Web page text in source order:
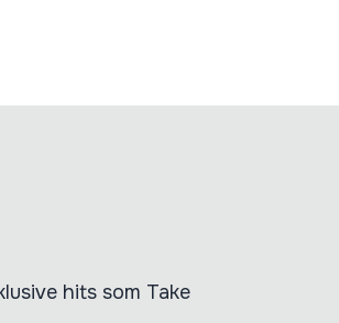
hits som Take